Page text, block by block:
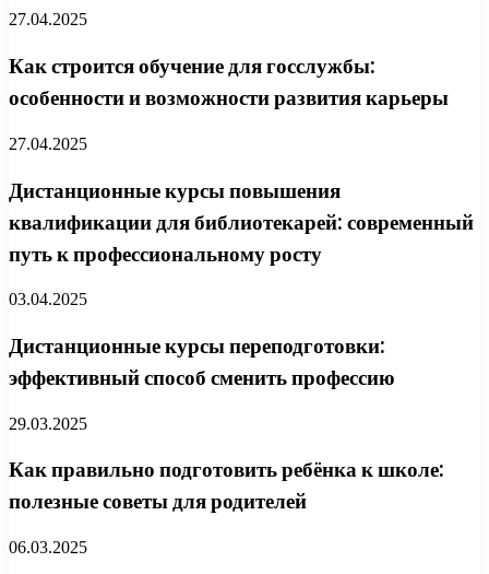
27.04.2025
Как строится обучение для госслужбы:
особенности и возможности развития карьеры
27.04.2025
Дистанционные курсы повышения
квалификации для библиотекарей: современный
путь к профессиональному росту
03.04.2025
Дистанционные курсы переподготовки:
эффективный способ сменить профессию
29.03.2025
Как правильно подготовить ребёнка к школе:
полезные советы для родителей
06.03.2025